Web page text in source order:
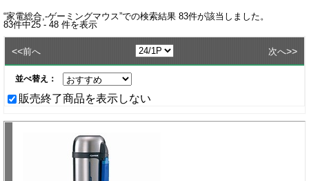
“家電総合,-ゲーミングマウス”での検索結果 83件が該当しました。
83件中25 - 48 件を表示
<<前へ 次へ>>
並べ替え：
販売終了商品を表示しない